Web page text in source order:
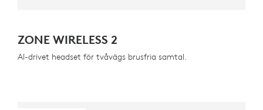
ZONE WIRELESS 2
AI-drivet headset för tvåvägs brusfria samtal.